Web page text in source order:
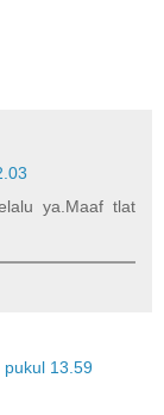
ya.Maaf tlat
pukul 13.59